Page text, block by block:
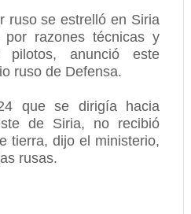
ruso se estrelló en Siria
razones técnicas y
anunció este
ruso de Defensa.
que se dirigía hacia
de Siria, no recibió
tierra, dijo el ministerio,
rusas.